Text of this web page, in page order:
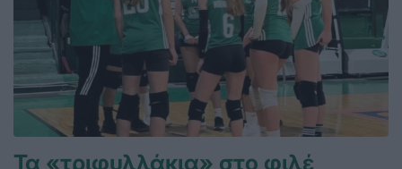
Τα «τριφυλλάκια» στο φιλέ